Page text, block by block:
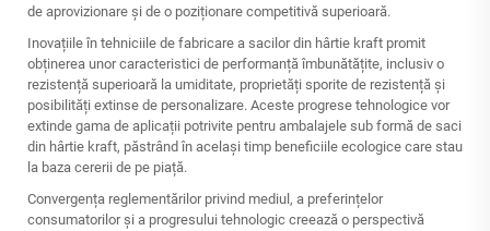
de aprovizionare și de o poziționare competitivă superioară.
Inovațiile în tehniciile de fabricare a sacilor din hârtie kraft promit
obținerea unor caracteristici de performanță îmbunătățite, inclusiv o
rezistență superioară la umiditate, proprietăți sporite de rezistență și
posibilități extinse de personalizare. Aceste progrese tehnologice vor
extinde gama de aplicații potrivite pentru ambalajele sub formă de saci
din hârtie kraft, păstrând în același timp beneficiile ecologice care stau
la baza cererii de pe piață.
Convergența reglementărilor privind mediul, a preferințelor
consumatorilor și a progresului tehnologic creează o perspectivă